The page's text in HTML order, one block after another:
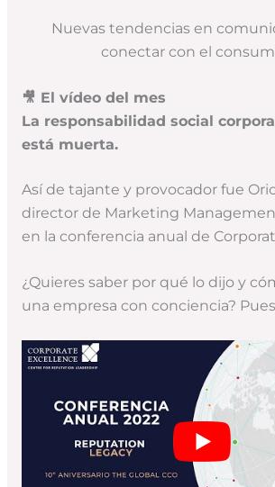
Nuevas tendencias en
conectar con el
🎥 El vídeo del mes
La responsabilidad social
está muerta.
Así de tajante y provocador fue
director de Marketing
en la conferencia anual de
¿Quieres saber por qué lo dijo y
una empresa con conciencia?